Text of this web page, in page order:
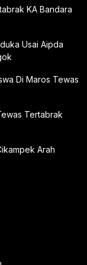
KA Bandara
Usai Aipda
Di Maros Tewas
Tertabrak
Arah